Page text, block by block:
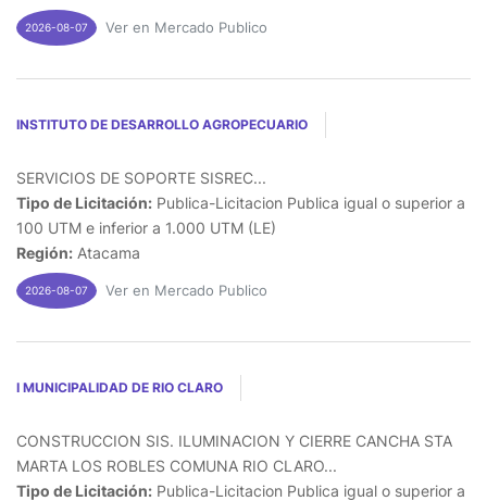
2026-08-07 Ver en Mercado Publico
INSTITUTO DE DESARROLLO AGROPECUARIO
SERVICIOS DE SOPORTE SISREC...
Tipo de Licitación: Publica-Licitacion Publica igual o superior a
100 UTM e inferior a 1.000 UTM (LE)
Región: Atacama
2026-08-07 Ver en Mercado Publico
I MUNICIPALIDAD DE RIO CLARO
CONSTRUCCION SIS. ILUMINACION Y CIERRE CANCHA STA
MARTA LOS ROBLES COMUNA RIO CLARO...
Tipo de Licitación: Publica-Licitacion Publica igual o superior a